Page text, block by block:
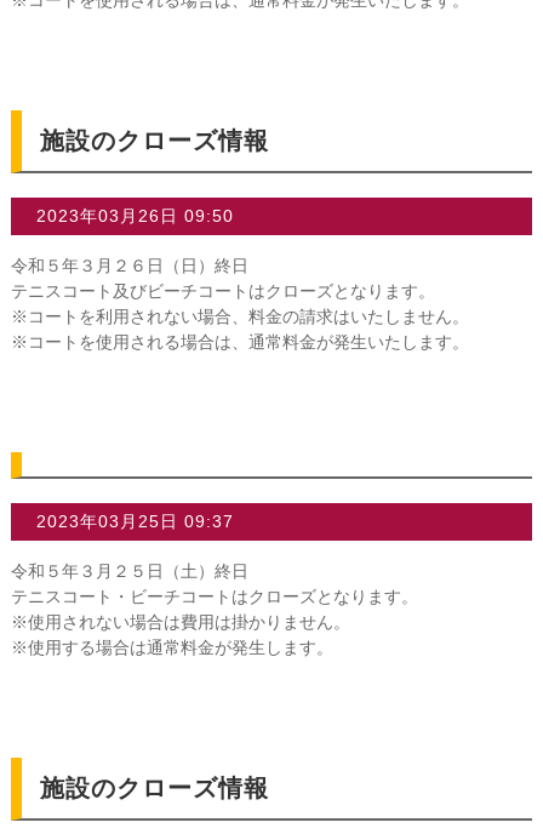
施設のクローズ情報
2023年03月26日 09:50
令和５年３月２６日（日）終日
テニスコート及びビーチコートはクローズとなります。
※コートを利用されない場合、料金の請求はいたしません。
※コートを使用される場合は、通常料金が発生いたします。
2023年03月25日 09:37
令和５年３月２５日（土）終日
テニスコート・ビーチコートはクローズとなります。
※使用されない場合は費用は掛かりません。
※使用する場合は通常料金が発生します。
施設のクローズ情報